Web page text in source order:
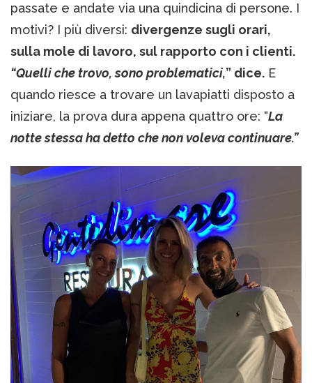
passate e andate via una quindicina di persone. I
motivi? I più diversi: divergenze sugli orari,
sulla mole di lavoro, sul rapporto con i clienti.
“Quelli che trovo, sono problematici,” dice. E
quando riesce a trovare un lavapiatti disposto a
iniziare, la prova dura appena quattro ore: “La
notte stessa ha detto che non voleva continuare.”